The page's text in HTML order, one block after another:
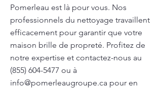
Pomerleau est là pour vous. Nos
professionnels du nettoyage travaillent
efficacement pour garantir que votre
maison brille de propreté. Profitez de
notre expertise et contactez-nous au
(855) 604-5477 ou à
info@pomerleaugroupe.ca pour en